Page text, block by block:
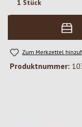
Zum Merkzettel
Produktnummer: